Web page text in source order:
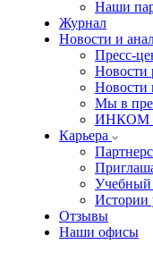
Наши
Журнал
Новости и
Пресс-
Новости
Новости
Мы в
ИНКОМ
Карьера
Учебный
Истории
Отзывы
Наши офисы